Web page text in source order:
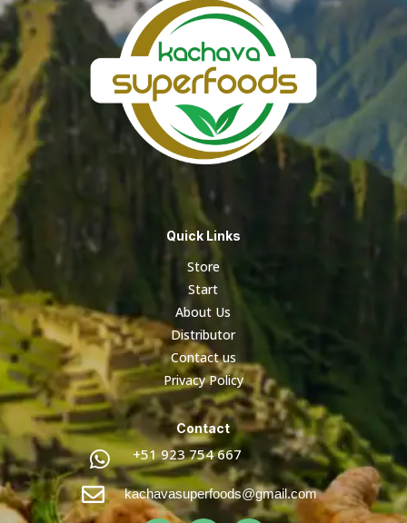
Quick Links
Store
Start
About Us
Distributor
Contact us
Privacy Policy
Contact
 +51 923 754 667
 kachavasuperfoods@gmail.com